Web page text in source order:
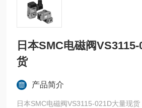
日本SMC电磁阀
货
产品简介
日本SMC电磁阀VS3115-021D大量现货